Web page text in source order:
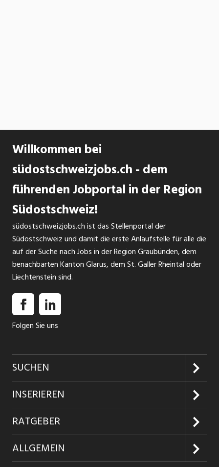
Willkommen bei
südostschweizjobs.ch - dem
führenden Jobportal in der Region
Südostschweiz!
südostschweizjobs.ch ist das Stellenportal der
Südostschweiz und damit die erste Anlaufstelle für alle die
auf der Suche nach Jobs in der Region Graubünden, dem
benachbarten Kanton Glarus, dem St. Galler Rheintal oder
Liechtenstein sind.
Folgen Sie uns
SUCHEN
Jobs suchen
Jobabo
Firmen entdecken
Jobs in Graubünden
INSERIEREN
Kundenlogin
Inserieren
RATGEBER
Glossar
ALLGEMEIN